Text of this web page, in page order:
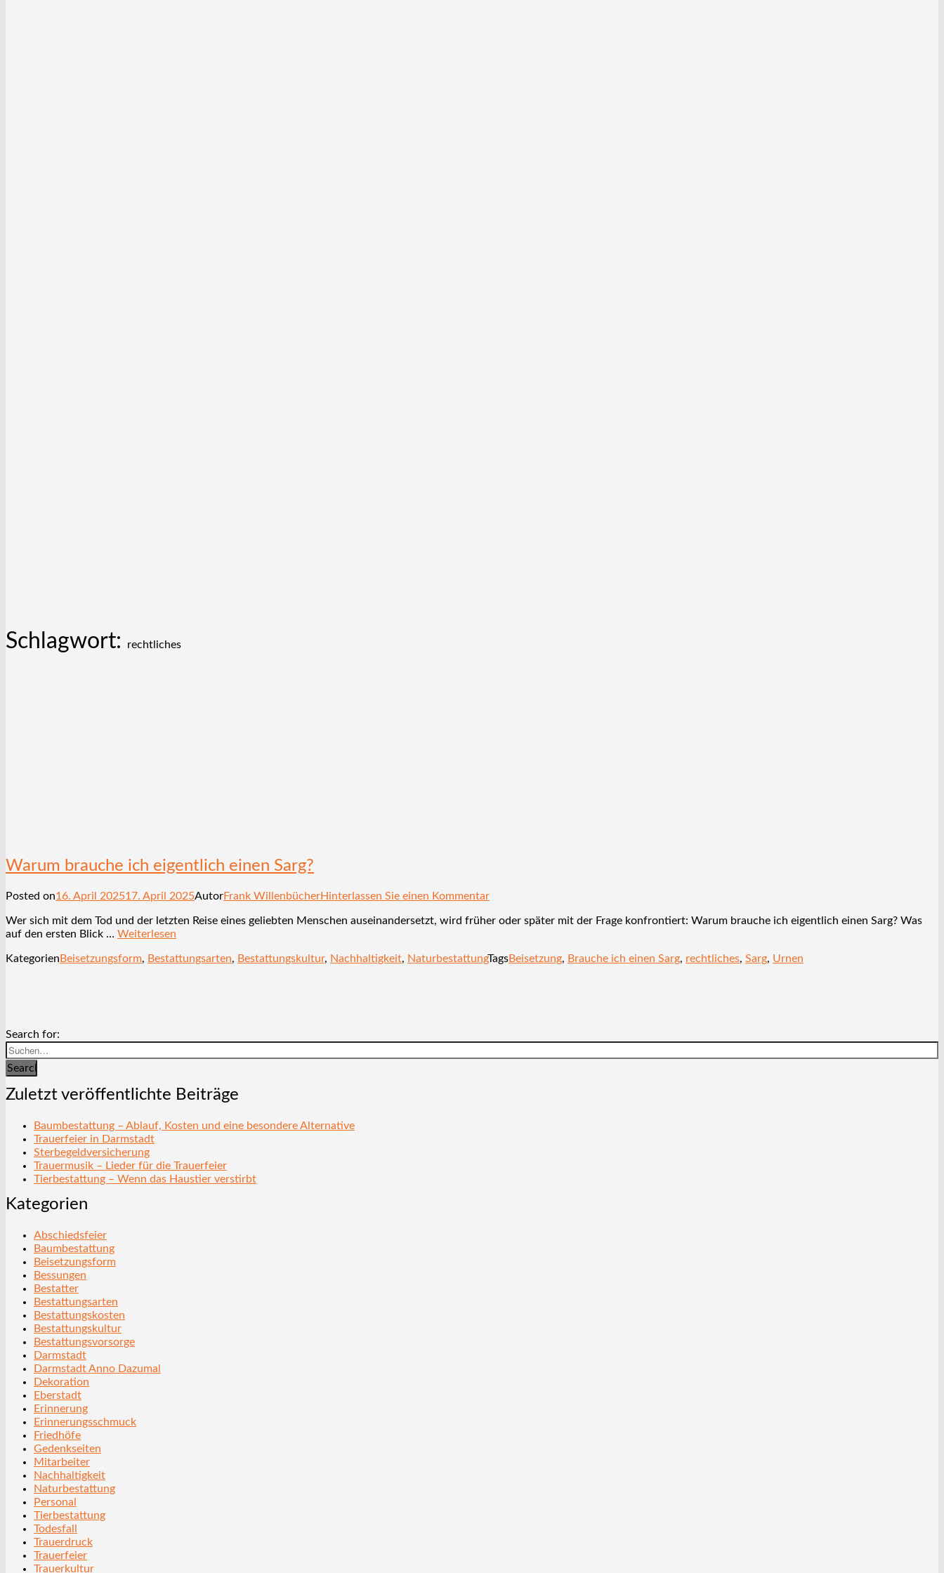
Schlagwort: rechtliches
Warum brauche ich eigentlich einen Sarg?
Posted on16. April 202517. April 2025AutorFrank WillenbücherHinterlassen Sie einen Kommentar
Wer sich mit dem Tod und der letzten Reise eines geliebten Menschen auseinandersetzt, wird früher oder später mit der Frage konfrontiert: Warum brauche ich eigentlich einen Sarg? Was
auf den ersten Blick … Weiterlesen
Kategorien Beisetzungsform, Bestattungsarten, Bestattungskultur, Nachhaltigkeit, NaturbestattungTagsBeisetzung, Brauche ich einen Sarg, rechtliches, Sarg, Urnen
Search for:
Search
Zuletzt veröffentlichte Beiträge
Baumbestattung – Ablauf, Kosten und eine besondere Alternative
Trauerfeier in Darmstadt
Sterbegeldversicherung
Trauermusik – Lieder für die Trauerfeier
Tierbestattung – Wenn das Haustier verstirbt
Kategorien
Abschiedsfeier
Baumbestattung
Beisetzungsform
Bessungen
Bestatter
Bestattungsarten
Bestattungskosten
Bestattungskultur
Bestattungsvorsorge
Darmstadt
Darmstadt Anno Dazumal
Dekoration
Eberstadt
Erinnerung
Erinnerungsschmuck
Friedhöfe
Gedenkseiten
Mitarbeiter
Nachhaltigkeit
Naturbestattung
Personal
Tierbestattung
Todesfall
Trauerdruck
Trauerfeier
Trauerkultur